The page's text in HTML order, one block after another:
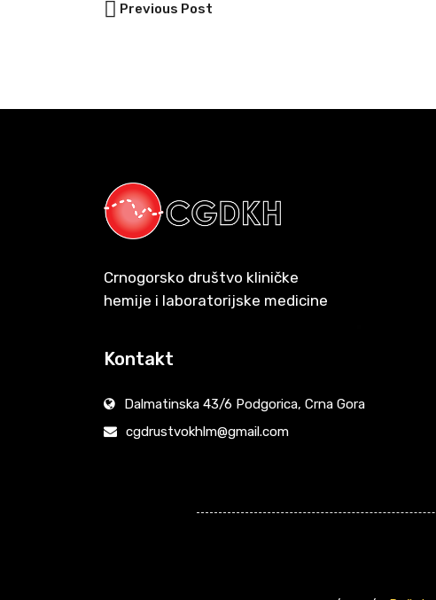
Previous Post
Crnogorsko društvo kliničke
hemije i laboratorijske medicine
Kontakt
Dalmatinska 43/6 Podgorica, Crna Gora
cgdrustvokhlm@gmail.com